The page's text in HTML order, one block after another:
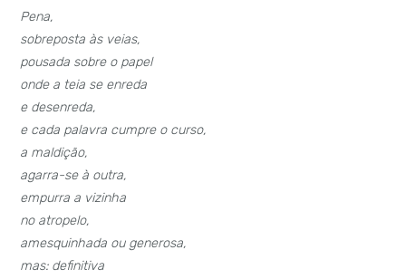
Pena,
sobreposta às veias,
pousada sobre o papel
onde a teia se enreda
e desenreda,
e cada palavra cumpre o curso,
a maldição,
agarra-se à outra,
empurra a vizinha
no atropelo,
amesquinhada ou generosa,
mas: definitiva